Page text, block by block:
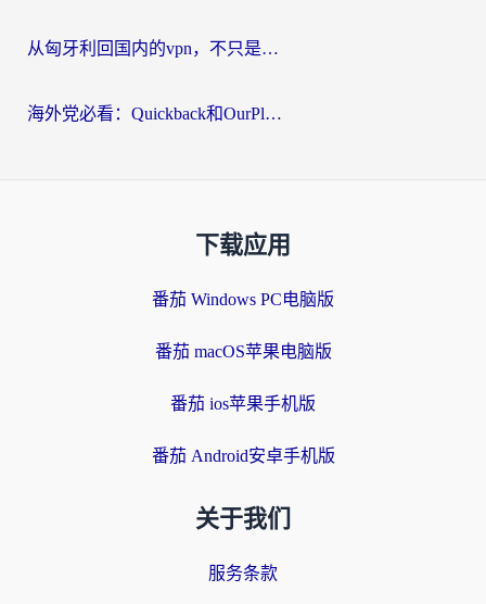
从匈牙利回国内的vpn，不只是为了刷剧那么简单
海外党必看：Quickback和OurPlay好用吗？3分钟选对回国加速器，无缝刷剧玩游戏
下载应用
番茄 Windows PC电脑版
番茄 macOS苹果电脑版
番茄 ios苹果手机版
番茄 Android安卓手机版
关于我们
服务条款